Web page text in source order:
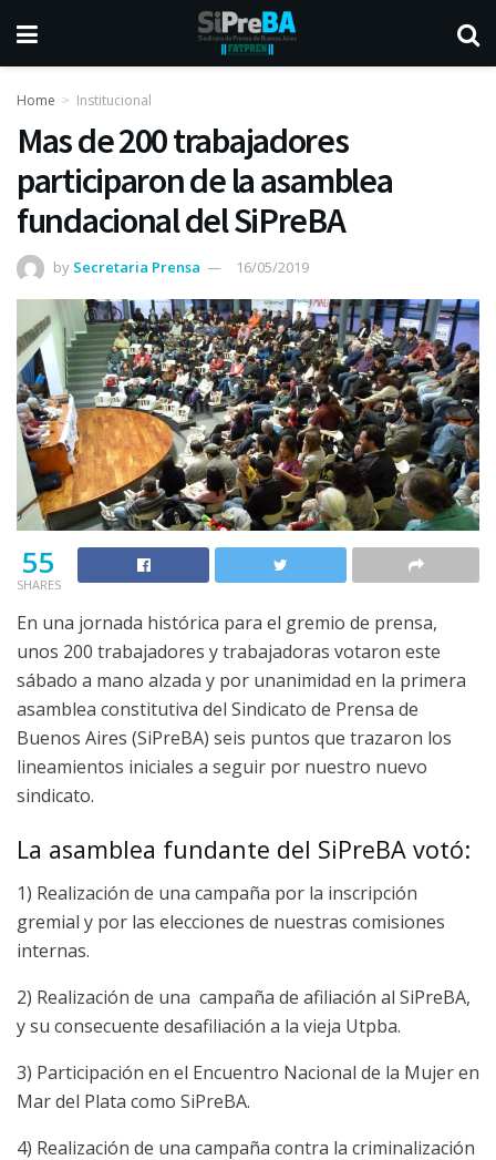
Home Institucional
Mas de 200 trabajadores
participaron de la asamblea
fundacional del SiPreBA
by Secretaria Prensa 16/05/2019
55
SHARES
En una jornada histórica para el gremio de prensa,
unos 200 trabajadores y trabajadoras votaron este
sábado a mano alzada y por unanimidad en la primera
asamblea constitutiva del Sindicato de Prensa de
Buenos Aires (SiPreBA) seis puntos que trazaron los
lineamientos iniciales a seguir por nuestro nuevo
sindicato.
La asamblea fundante del SiPreBA votó:
1) Realización de una campaña por la inscripción
gremial y por las elecciones de nuestras comisiones
internas.
2) Realización de una campaña de afiliación al SiPreBA,
y su consecuente desafiliación a la vieja Utpba.
3) Participación en el Encuentro Nacional de la Mujer en
Mar del Plata como SiPreBA.
4) Realización de una campaña contra la criminalización